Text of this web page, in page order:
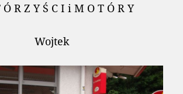
R Z Y Ś C I i M O T Ó R Y
Wojtek